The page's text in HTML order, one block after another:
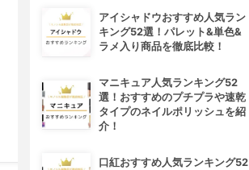
アイシャドウおすすめ人気ラン
キング52選！パレット&単色&
ラメ入り商品を徹底比較！
マニキュア人気ランキング52
選！おすすめのプチプラや速乾
タイプのネイルポリッシュを紹
介！
口紅おすすめ人気ランキング52